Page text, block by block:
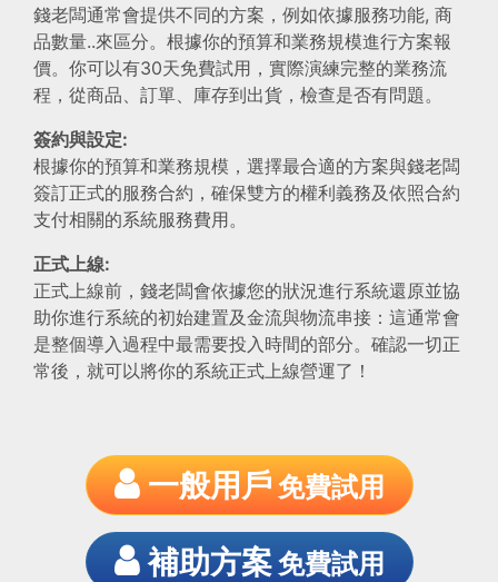
錢老闆通常會提供不同的方案，例如依據服務功能, 商
品數量..來區分。根據你的預算和業務規模進行方案報
價。你可以有30天免費試用，實際演練完整的業務流
程，從商品、訂單、庫存到出貨，檢查是否有問題。
簽約與設定:
根據你的預算和業務規模，選擇最合適的方案與錢老闆
簽訂正式的服務合約，確保雙方的權利義務及依照合約
支付相關的系統服務費用。
正式上線:
正式上線前，錢老闆會依據您的狀況進行系統還原並協
助你進行系統的初始建置及金流與物流串接：這通常會
是整個導入過程中最需要投入時間的部分。確認一切正
常後，就可以將你的系統正式上線營運了！
一般用戶免費試用
補助方案免費試用